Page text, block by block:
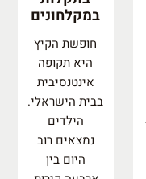
במקלחונים
חופשת הקיץ
היא תקופה
אינטנסיבית
בבית הישראלי.
הילדים
נמצאים רוב
היום בין